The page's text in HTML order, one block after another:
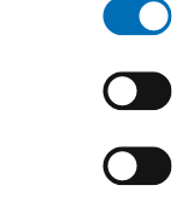
och du kan
vill acceptera.
att ta reda på mer
av
Om du har besökt